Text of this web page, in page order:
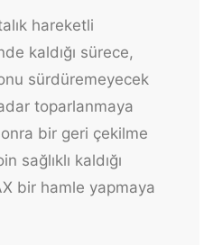
hareketli
kaldığı sürece,
sürdüremeyecek
toparlanmaya
bir geri çekilme
sağlıklı kaldığı
bir hamle yapmaya